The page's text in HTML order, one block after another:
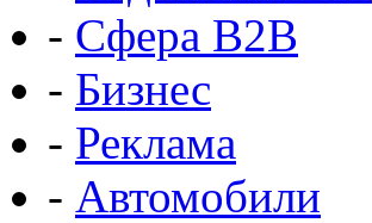
- Сфера B2B
- Бизнес
- Реклама
- Автомобили